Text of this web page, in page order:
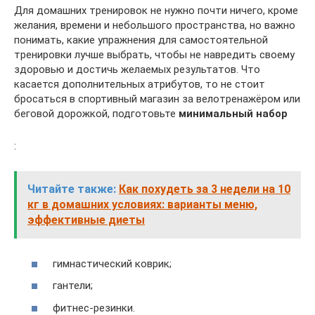
Для домашних тренировок не нужно почти ничего, кроме
желания, времени и небольшого пространства, но важно
понимать, какие упражнения для самостоятельной
тренировки лучше выбрать, чтобы не навредить своему
здоровью и достичь желаемых результатов. Что
касается дополнительных атрибутов, то не стоит
бросаться в спортивный магазин за велотренажёром или
беговой дорожкой, подготовьте минимальный набор
:
Читайте также: Как похудеть за 3 недели на 10
кг в домашних условиях: варианты меню,
эффективные диеты
гимнастический коврик;
гантели;
фитнес-резинки.